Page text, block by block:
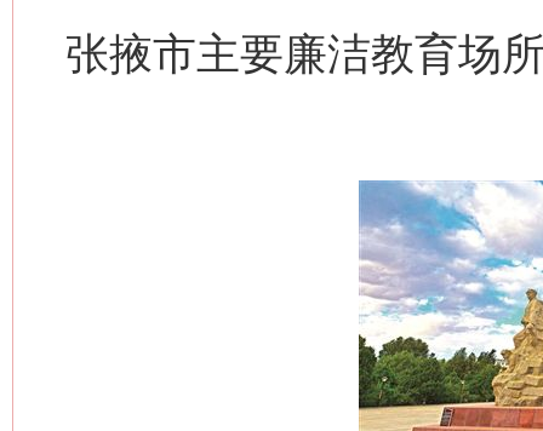
张掖市主要廉洁教育场